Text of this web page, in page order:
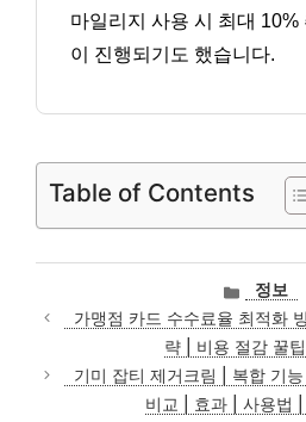
마일리지 사용 시 최대 10%
이 진행되기도 했습니다.
Table of Contents
카
테
고
리
정보
가맹점 카드 수수료율 최적화
략 | 비용 절감 꿀
기미 잡티 제거크림 | 복합 기
비교 | 효과 | 사용법